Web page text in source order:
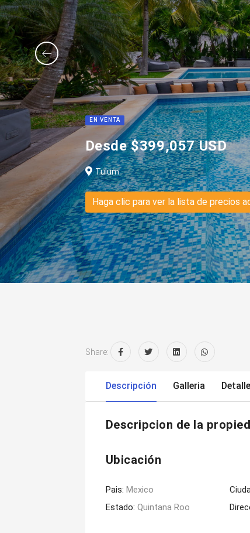
EN VENTA
Desde $399,057 USD
Tulum
Haga clic para ver la lista de precios
Share:
Descripción Galleria
Descripcion de la
Ubicación
Pais: Mexico
Estado: Quintana Roo